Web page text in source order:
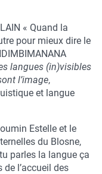
« Quand la
pour mieux dire le
langues (in)visibles
l’image,
et langue
Estelle et le
du Blosne,
parles la langue ça
l’accueil des